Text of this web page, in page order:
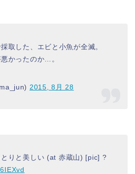
取した、エビと小魚が全滅。
かったのか…。
2015, 8月 28
とりと美しい (at 赤蔵山) [pic] ?